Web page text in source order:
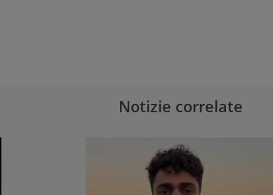
Notizie correlate